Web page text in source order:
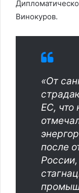
Винокуров.
«От
ЕС, что
после